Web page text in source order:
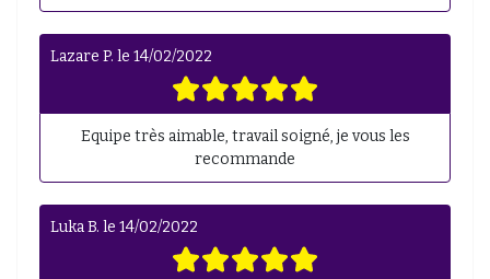
Lazare P. le 14/02/2022
Equipe très aimable, travail soigné, je vous les
recommande
Luka B. le 14/02/2022